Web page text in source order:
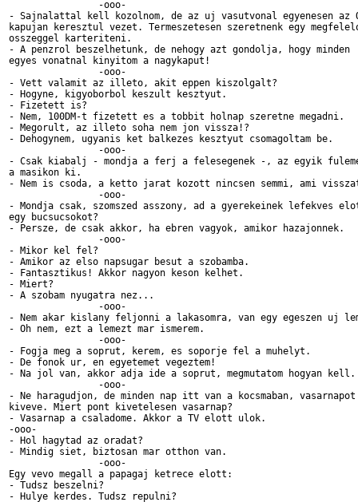
- Sajnalattal kell kozolnom, de az uj vasutvonal egyenesen az
kapujan keresztul vezet. Termeszetesen szeretnenk egy
osszeggel karteriteni.
- A penzrol beszelhetunk, de nehogy azt gondolja, hogy minden
egyes vonatnal kinyitom a nagykaput!
- Vett valamit az illeto, akit eppen kiszolgalt?
- Hogyne, kigyoborbol keszult kesztyut.
- Fizetett is?
- Nem, 100DM-t fizetett es a tobbit holnap szeretne megadni.
- Megorult, az illeto soha nem jon vissza!?
- Dehogynem, ugyanis ket balkezes kesztyut csomagoltam be.
- Csak kiabalj - mondja a ferj a felesegenek -, az egyik
a masikon ki.
- Nem is csoda, a ketto jarat kozott nincsen semmi, ami
- Mondja csak, szomszed asszony, ad a gyerekeinek lefekves
egy bucsucsokot?
- Persze, de csak akkor, ha ebren vagyok, amikor hazajonnek.
- Mikor kel fel?
- Amikor az elso napsugar besut a szobamba.
- Fantasztikus! Akkor nagyon keson kelhet.
- Miert?
- A szobam nyugatra nez...
- Nem akar kislany feljonni a lakasomra, van egy egeszen uj
- Oh nem, ezt a lemezt mar ismerem.
- Fogja meg a soprut, kerem, es soporje fel a muhelyt.
- De fonok ur, en egyetemet vegeztem!
- Na jol van, akkor adja ide a soprut, megmutatom hogyan kell.
- Ne haragudjon, de minden nap itt van a kocsmaban,
kiveve. Miert pont kivetelesen vasarnap?
- Vasarnap a csaladome. Akkor a TV elott ulok.
-ooo-
- Hol hagytad az oradat?
- Mindig siet, biztosan mar otthon van.
Egy vevo megall a papagaj ketrece elott:
- Tudsz beszelni?
- Hulye kerdes. Tudsz repulni?